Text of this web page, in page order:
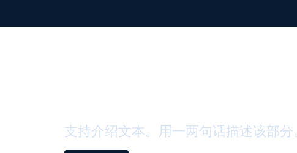
支持介绍文本。用一两句话描述该部分。